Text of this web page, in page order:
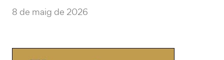
8 de maig de 2026